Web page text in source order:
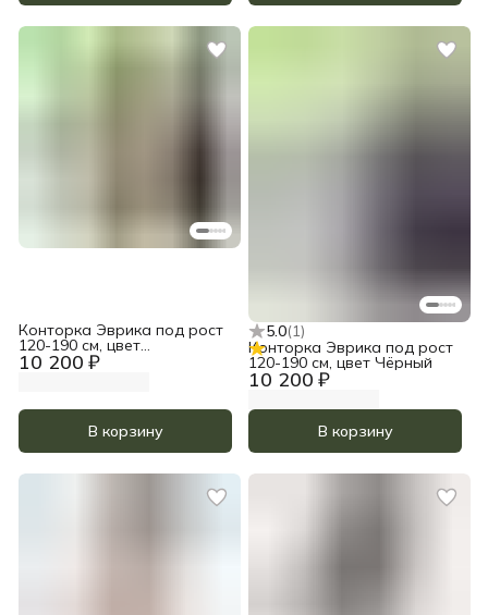
10 200 ₽
Конторка Эврика под рост
120-190 см, цвет
Прозрачное масло
В корзину
5.0(1)
10 200 ₽
Конторка Эврика под рост
120-190 см, цвет Чёрный
В корзину